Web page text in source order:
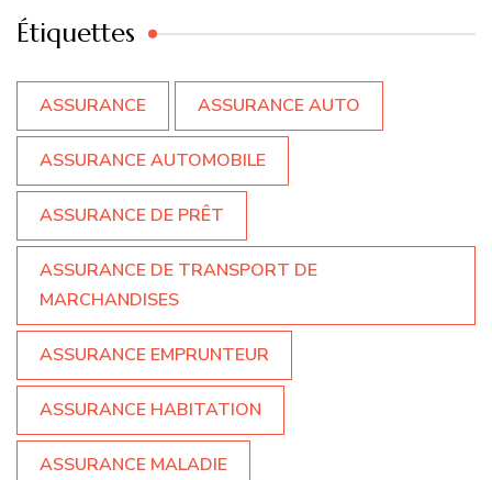
Étiquettes
ASSURANCE ASSURANCE AUTO
ASSURANCE AUTOMOBILE
ASSURANCE DE PRÊT
ASSURANCE DE TRANSPORT DE
MARCHANDISES
ASSURANCE EMPRUNTEUR
ASSURANCE HABITATION
ASSURANCE MALADIE